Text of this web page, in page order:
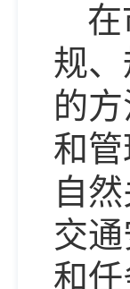
规
的
和
自
交
和任